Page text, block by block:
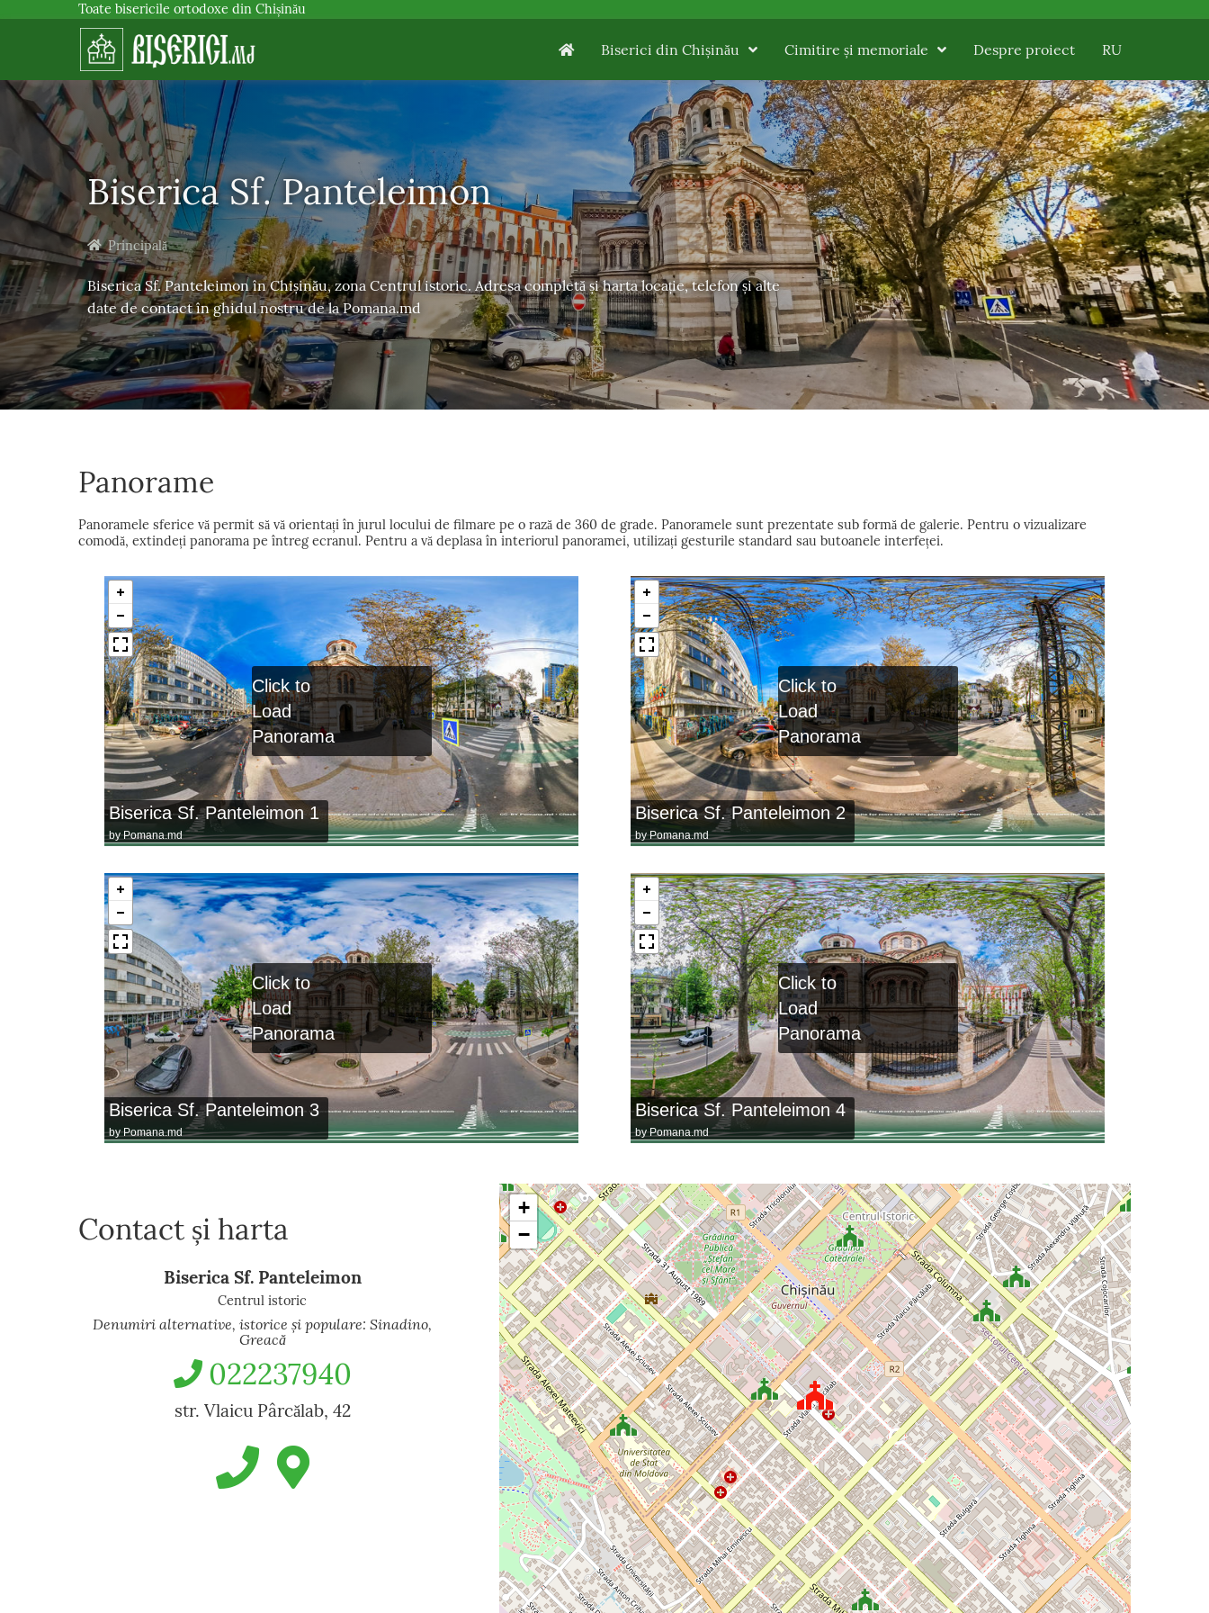
Toate bisericile ortodoxe din Chișinău
Biserici din Chișinău Cimitire și memoriale Despre proiect RU
Biserica Sf. Panteleimon
Principală
Biserica Sf. Panteleimon în Chișinău, zona Centrul istoric. Adresa completă și harta locație, telefon și alte
date de contact în ghidul nostru de la Pomana.md
Panorame
Panoramele sferice vă permit să vă orientați în jurul locului de filmare pe o rază de 360 de grade. Panoramele sunt prezentate sub formă de galerie. Pentru o vizualizare
comodă, extindeți panorama pe întreg ecranul. Pentru a vă deplasa în interiorul panoramei, utilizați gesturile standard sau butoanele interfeței.
Biserica Sf. Panteleimon 1
byPomana.md
Click to
Load
Panorama
Biserica Sf. Panteleimon 2
byPomana.md
Click to
Load
Panorama
Biserica Sf. Panteleimon 3
byPomana.md
Click to
Load
Panorama
Biserica Sf. Panteleimon 4
byPomana.md
Click to
Load
Panorama
Contact și harta
Biserica Sf. Panteleimon
Centrul istoric
Denumiri alternative, istorice și populare: Sinadino,
Greacă
022237940
str. Vlaicu Pârcălab, 42
+
−